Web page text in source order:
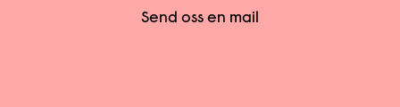
Send oss en mail